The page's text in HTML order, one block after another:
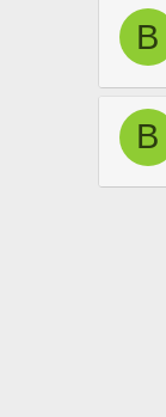
t
i
o
n
s
:
B
B